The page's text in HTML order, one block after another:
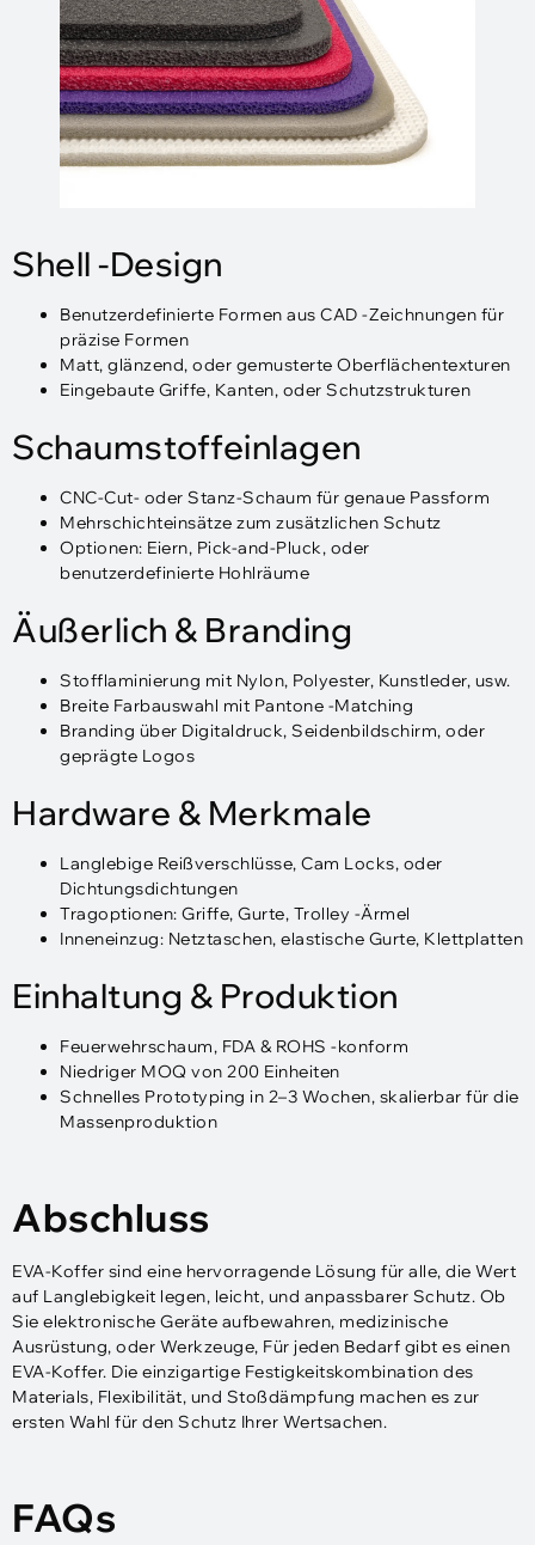
Shell -Design
Benutzerdefinierte Formen aus CAD -Zeichnungen für
präzise Formen
Matt, glänzend, oder gemusterte Oberflächentexturen
Eingebaute Griffe, Kanten, oder Schutzstrukturen
Schaumstoffeinlagen
CNC-Cut- oder Stanz-Schaum für genaue Passform
Mehrschichteinsätze zum zusätzlichen Schutz
Optionen: Eiern, Pick-and-Pluck, oder
benutzerdefinierte Hohlräume
Äußerlich & Branding
Stofflaminierung mit Nylon, Polyester, Kunstleder, usw.
Breite Farbauswahl mit Pantone -Matching
Branding über Digitaldruck, Seidenbildschirm, oder
geprägte Logos
Hardware & Merkmale
Langlebige Reißverschlüsse, Cam Locks, oder
Dichtungsdichtungen
Tragoptionen: Griffe, Gurte, Trolley -Ärmel
Inneneinzug: Netztaschen, elastische Gurte, Klettplatten
Einhaltung & Produktion
Feuerwehrschaum, FDA & ROHS -konform
Niedriger MOQ von 200 Einheiten
Schnelles Prototyping in 2–3 Wochen, skalierbar für die
Massenproduktion
Abschluss
EVA-Koffer sind eine hervorragende Lösung für alle, die Wert
auf Langlebigkeit legen, leicht, und anpassbarer Schutz. Ob
Sie elektronische Geräte aufbewahren, medizinische
Ausrüstung, oder Werkzeuge, Für jeden Bedarf gibt es einen
EVA-Koffer. Die einzigartige Festigkeitskombination des
Materials, Flexibilität, und Stoßdämpfung machen es zur
ersten Wahl für den Schutz Ihrer Wertsachen.
FAQs